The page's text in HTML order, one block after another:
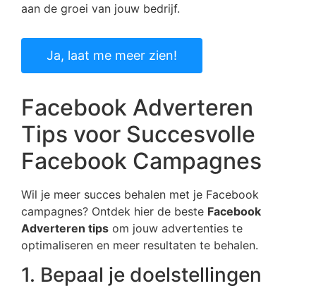
aan de groei van jouw bedrijf.
Ja, laat me meer zien!
Facebook Adverteren
Tips voor Succesvolle
Facebook Campagnes
Wil je meer succes behalen met je Facebook
campagnes? Ontdek hier de beste Facebook
Adverteren tips om jouw advertenties te
optimaliseren en meer resultaten te behalen.
1. Bepaal je doelstellingen